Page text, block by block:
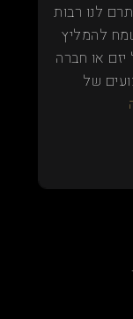
לנו רבות
להמליץ
יזם או חברה
של